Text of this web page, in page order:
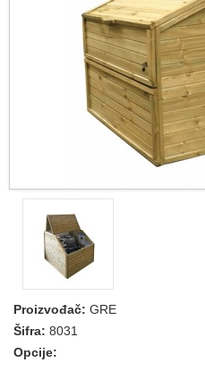
Proizvođač: GRE
Šifra: 8031
Opcije: